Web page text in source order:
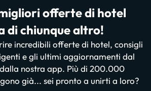
offerte di hotel
di chiunque altro!
incredibili offerte di hotel, consigli
e gli ultimi aggiornamenti dal
nostra app. Più di 200.000
già... sei pronto a unirti a loro?